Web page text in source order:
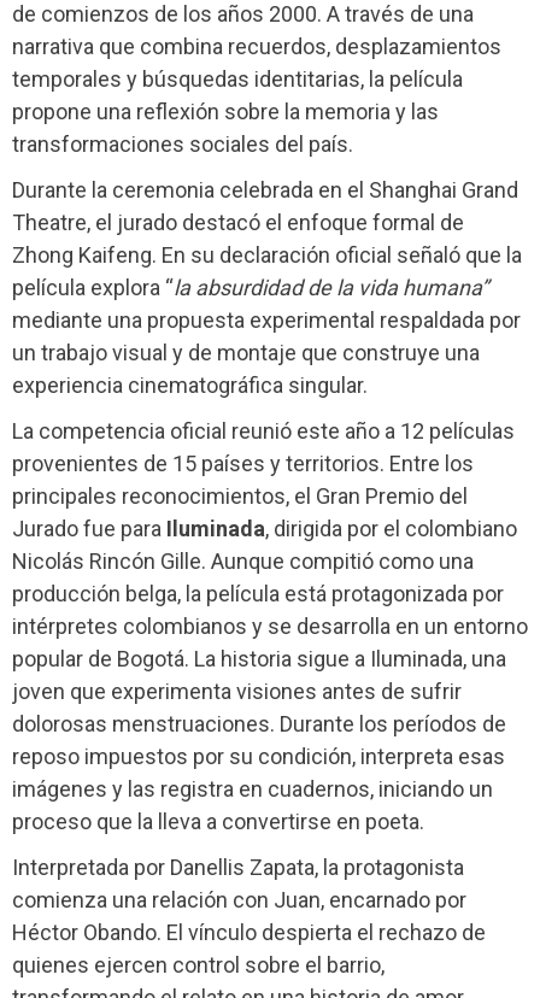
de comienzos de los años 2000. A través de una
narrativa que combina recuerdos, desplazamientos
temporales y búsquedas identitarias, la película
propone una reflexión sobre la memoria y las
transformaciones sociales del país.
Durante la ceremonia celebrada en el Shanghai Grand
Theatre, el jurado destacó el enfoque formal de
Zhong Kaifeng. En su declaración oficial señaló que la
película explora “la absurdidad de la vida humana”
mediante una propuesta experimental respaldada por
un trabajo visual y de montaje que construye una
experiencia cinematográfica singular.
La competencia oficial reunió este año a 12 películas
provenientes de 15 países y territorios. Entre los
principales reconocimientos, el Gran Premio del
Jurado fue para Iluminada, dirigida por el colombiano
Nicolás Rincón Gille. Aunque compitió como una
producción belga, la película está protagonizada por
intérpretes colombianos y se desarrolla en un entorno
popular de Bogotá. La historia sigue a Iluminada, una
joven que experimenta visiones antes de sufrir
dolorosas menstruaciones. Durante los períodos de
reposo impuestos por su condición, interpreta esas
imágenes y las registra en cuadernos, iniciando un
proceso que la lleva a convertirse en poeta.
Interpretada por Danellis Zapata, la protagonista
comienza una relación con Juan, encarnado por
Héctor Obando. El vínculo despierta el rechazo de
quienes ejercen control sobre el barrio,